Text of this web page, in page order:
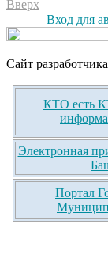
Вверх
Вход для
Сайт разработчика
КТО есть
Электронная
Портал